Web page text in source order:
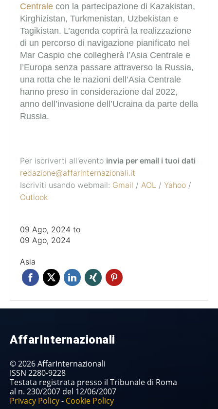
Centrale con la partecipazione di Kazakistan,
Kirghizistan, Turkmenistan, Uzbekistan e
Tagikistan. L’agenda coprirà la realizzazione
di un percorso di navigazione pianificato nel
Mar Caspio che collegherà l’Asia Centrale e
l’Europa senza passare attraverso la Russia,
una rotta che le nazioni dell’Asia Centrale
hanno preso in considerazione dal 2022,
anno dell’invasione dell’Ucraina da parte della
Russia.
Per iscriverti all'evento invia per email i tuoi dati
redazione@affarinternazionali.it
Iscriviti usando webmail: Gmail / AOL / Yahoo /
Outlook
09 Ago, 2024 to
09 Ago, 2024
Asia
AffarInternazionali
© 2026 AffarInternazionali
ISSN 2280-9228
Testata registrata presso il Tribunale di Roma
al n. 230/2007 del 12/06/2007
Privacy Policy- Cookie Policy